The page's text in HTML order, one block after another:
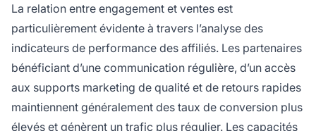
La relation entre engagement et ventes est
particulièrement évidente à travers l’analyse des
indicateurs de performance des affiliés. Les partenaires
bénéficiant d’une communication régulière, d’un accès
aux supports marketing de qualité et de retours rapides
maintiennent généralement des taux de conversion plus
élevés et génèrent un trafic plus régulier. Les capacités